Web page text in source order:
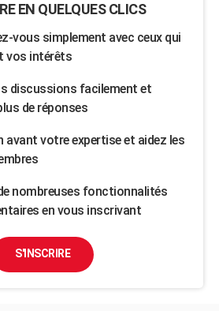
EN QUELQUES CLICS
vous simplement avec ceux qui
vos intérêts
discussions facilement et
de réponses
avant votre expertise et aidez les
nombreuses fonctionnalités
en vous inscrivant
S'INSCRIRE